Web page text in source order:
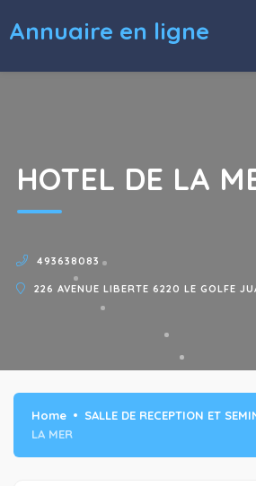
Annuaire en ligne
HOTEL DE LA
493638083
226 AVENUE LIBERTE 6220 LE GOLFE
Home SALLE DE RECEPTION ET
LA MER